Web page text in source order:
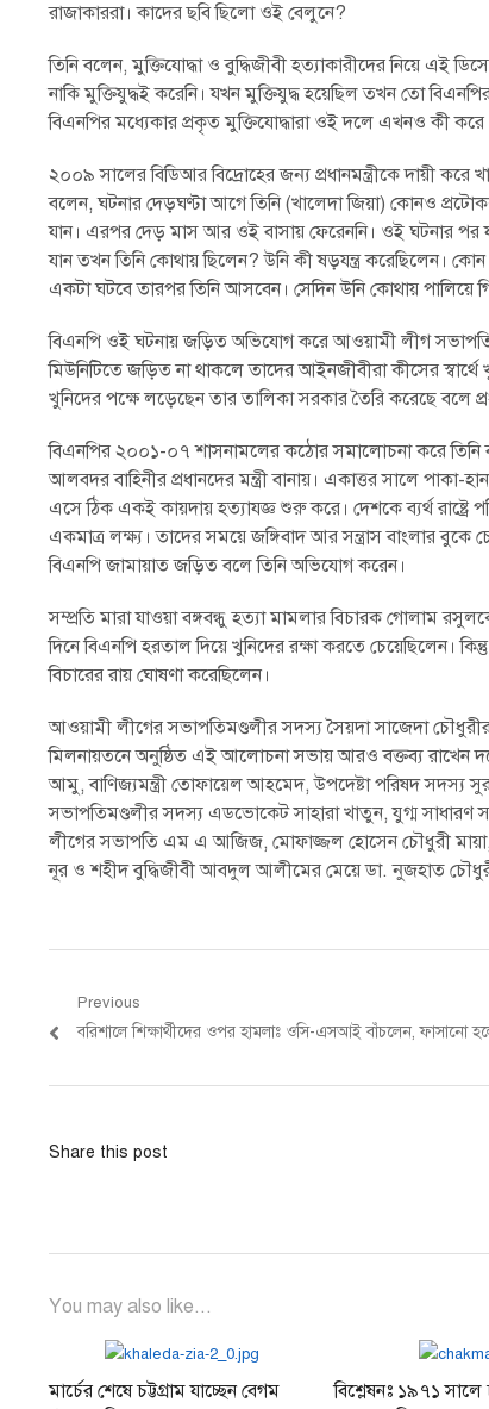
রাজাকাররা। কাদের ছবি ছিলো ওই বেলুনে?
তিনি বলেন, মুক্তিযোদ্ধা ও বুদ্ধিজীবী হত্যাকারীদের নিয়ে এই
নাকি মুক্তিযুদ্ধই করেনি। যখন মুক্তিযুদ্ধ হয়েছিল তখন তো
বিএনপির মধ্যেকার প্রকৃত মুক্তিযোদ্ধারা ওই দলে এখনও কী করে
২০০৯ সালের বিডিআর বিদ্রোহের জন্য প্রধানমন্ত্রীকে দায়ী করে
বলেন, ঘটনার দেড়ঘণ্টা আগে তিনি (খালেদা জিয়া) কোনও
যান। এরপর দেড় মাস আর ওই বাসায় ফেরেননি। ওই ঘটনার পর
যান তখন তিনি কোথায় ছিলেন? উনি কী ষড়যন্ত্র করেছিলেন।
একটা ঘটবে তারপর তিনি আসবেন। সেদিন উনি কোথায় পালিয়ে
বিএনপি ওই ঘটনায় জড়িত অভিযোগ করে আওয়ামী লীগ
মিউনিটিতে জড়িত না থাকলে তাদের আইনজীবীরা কীসের
খুনিদের পক্ষে লড়েছেন তার তালিকা সরকার তৈরি করেছে বলে
বিএনপির ২০০১-০৭ শাসনামলের কঠোর সমালোচনা করে ‌‌‌তিনি
আলবদর বাহিনীর প্রধানদের মন্ত্রী বানায়। একাত্তর সালে পাকা-
এসে ঠিক একই কায়দায় হত্যাযজ্ঞ শুরু করে। দেশকে ব্যর্থ রাষ্ট্রে
একমাত্র লক্ষ্য। তাদের সময়ে জঙ্গিবাদ আর সন্ত্রাস বাংলার
বিএনপি জামায়াত জড়িত বলে ‌‌তিনি অভিযোগ করেন।
সম্প্রতি মারা যাওয়া বঙ্গবন্ধু হত্যা মামলার বিচারক গোলাম
দিনে বিএনপি হরতাল দিয়ে খুনিদের রক্ষা করতে চেয়েছিলেন।
বিচারের রায় ঘোষণা করেছিলেন।
আওয়ামী লীগের সভাপতিমণ্ডলীর সদস্য সৈয়দা সাজেদা চৌধুরীর
মিলনায়তনে অনুষ্ঠিত এই আলোচনা সভায় আরও বক্তব্য রাখেন
আমু, বাণিজ্যমন্ত্রী তোফায়েল আহমেদ, উপদেষ্টা পরিষদ সদস্য
সভাপতিমণ্ডলীর সদস্য এডভোকেট সাহারা খাতুন, যুগ্ম
লীগের সভাপতি এম এ আজিজ, মোফাজ্জল হোসেন চৌধুরী মায়া,
নূর ও শহীদ বুদ্ধিজীবী আবদুল আলীমের মেয়ে ডা. নুজহাত
Post
navigation
Previous
Previous
বরিশালে শিক্ষার্থীদের ওপর হামলাঃ ওসি-এসআই বাঁচলেন, ফাসানো
Share this post
You may also like...
মার্চের শেষে চট্টগ্রাম যাচ্ছেন বেগম
বিশ্লেষনঃ ১৯৭১ সালে